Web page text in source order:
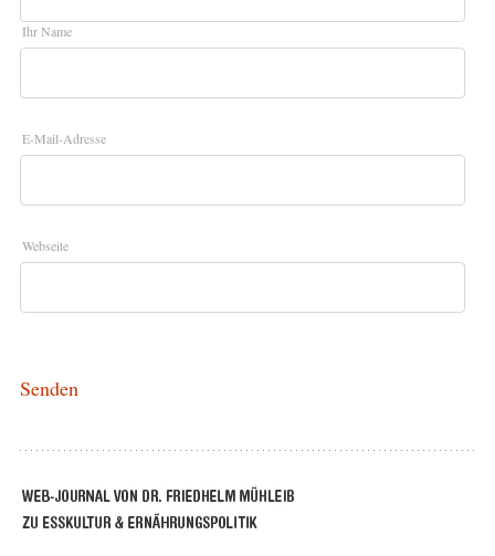
Ihr Name
E-Mail-Adresse
Webseite